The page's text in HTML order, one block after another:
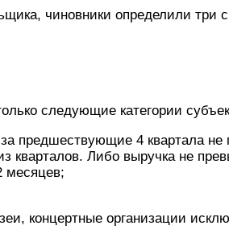
чиновники определили три
следующие категории
предшествующие 4 квартала не
кварталов. Либо выручка не
месяцев;
концертные организации